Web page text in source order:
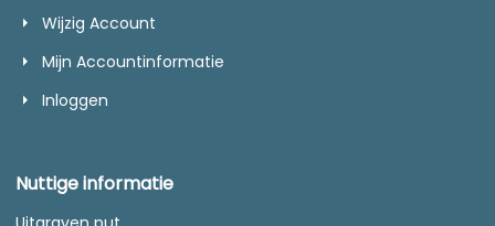
Wijzig Account
Mijn Accountinformatie
Inloggen
Nuttige informatie